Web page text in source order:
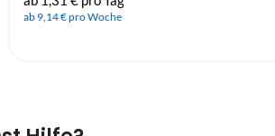
ab 9,14 € pro Woche